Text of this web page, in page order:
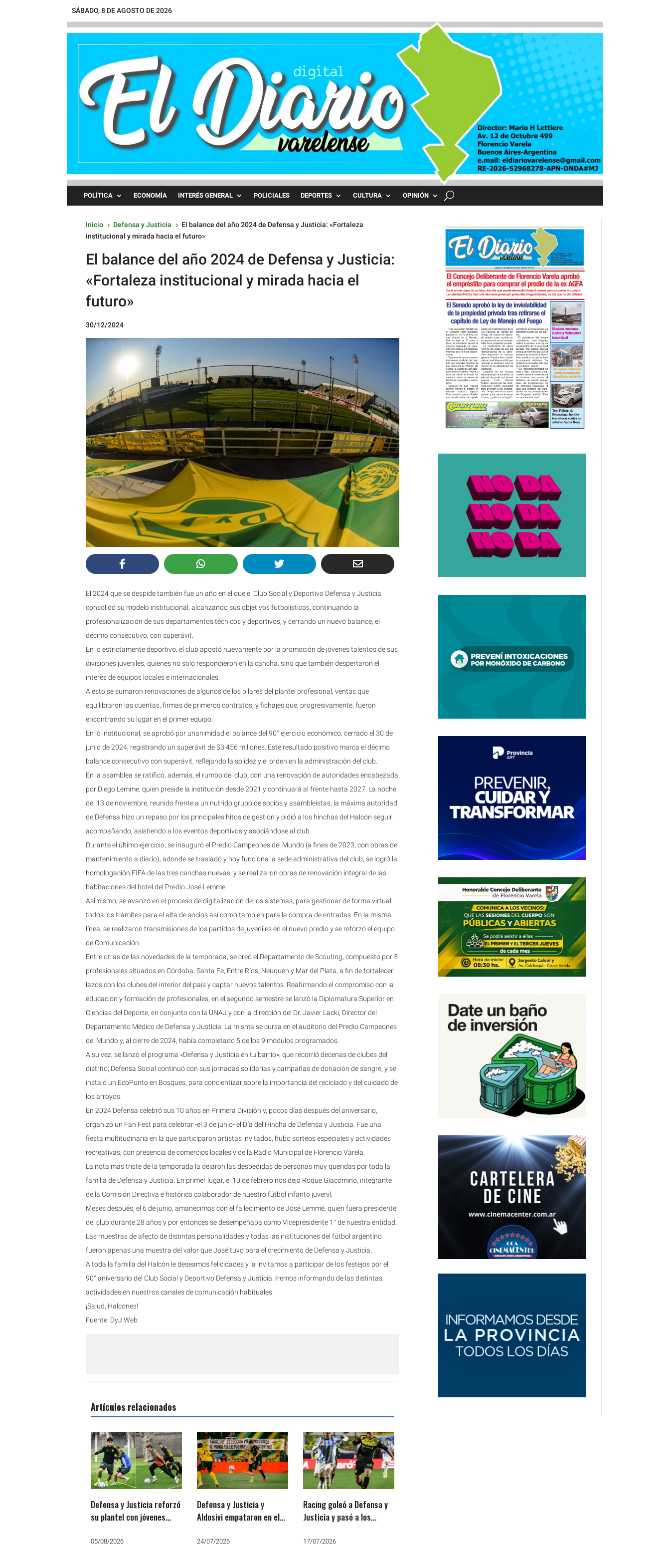
SÁBADO, 8 DE AGOSTO DE 2026
POLÍTICA ECONOMÍA INTERÉS GENERAL POLICIALES DEPORTES CULTURA OPINIÓN
Inicio 5 Defensa y Justicia 5 El balance del año 2024 de Defensa y Justicia: «Fortaleza
institucional y mirada hacia el futuro»
El balance del año 2024 de Defensa y Justicia:
«Fortaleza institucional y mirada hacia el
futuro»
30/12/2024
El 2024 que se despide también fue un año en el que el Club Social y Deportivo Defensa y Justicia
consolidó su modelo institucional, alcanzando sus objetivos futbolísticos, continuando la
profesionalización de sus departamentos técnicos y deportivos, y cerrando un nuevo balance, el
décimo consecutivo, con superávit.
En lo estrictamente deportivo, el club apostó nuevamente por la promoción de jóvenes talentos de sus
divisiones juveniles, quienes no solo respondieron en la cancha, sino que también despertaron el
interés de equipos locales e internacionales.
A esto se sumaron renovaciones de algunos de los pilares del plantel profesional, ventas que
equilibraron las cuentas, firmas de primeros contratos, y fichajes que, progresivamente, fueron
encontrando su lugar en el primer equipo.
En lo institucional, se aprobó por unanimidad el balance del 90° ejercicio económico, cerrado el 30 de
junio de 2024, registrando un superávit de $3.456 millones. Este resultado positivo marca el décimo
balance consecutivo con superávit, reflejando la solidez y el orden en la administración del club.
En la asamblea se ratificó, además, el rumbo del club, con una renovación de autoridades encabezada
por Diego Lemme, quien preside la institución desde 2021 y continuará al frente hasta 2027. La noche
del 13 de noviembre, reunido frente a un nutrido grupo de socios y asambleístas, la máxima autoridad
de Defensa hizo un repaso por los principales hitos de gestión y pidió a los hinchas del Halcón seguir
acompañando, asistiendo a los eventos deportivos y asociándose al club.
Durante el último ejercicio, se inauguró el Predio Campeones del Mundo (a fines de 2023, con obras de
mantenimiento a diario), adonde se trasladó y hoy funciona la sede administrativa del club; se logró la
homologación FIFA de las tres canchas nuevas; y se realizaron obras de renovación integral de las
habitaciones del hotel del Predio José Lemme.
Asimismo, se avanzó en el proceso de digitalización de los sistemas, para gestionar de forma virtual
todos los trámites para el alta de socios así como también para la compra de entradas. En la misma
línea, se realizaron transmisiones de los partidos de juveniles en el nuevo predio y se reforzó el equipo
de Comunicación.
Entre otras de las novedades de la temporada, se creó el Departamento de Scouting, compuesto por 5
profesionales situados en Córdoba, Santa Fe, Entre Ríos, Neuquén y Mar del Plata, a fin de fortalecer
lazos con los clubes del interior del país y captar nuevos talentos. Reafirmando el compromiso con la
educación y formación de profesionales, en el segundo semestre se lanzó la Diplomatura Superior en
Ciencias del Deporte, en conjunto con la UNAJ y con la dirección del Dr. Javier Lacki, Director del
Departamento Médico de Defensa y Justicia. La misma se cursa en el auditorio del Predio Campeones
del Mundo y, al cierre de 2024, había completado 5 de los 9 módulos programados.
A su vez, se lanzó el programa «Defensa y Justicia en tu barrio», que recorrió decenas de clubes del
distrito; Defensa Social continuó con sus jornadas solidarias y campañas de donación de sangre, y se
instaló un EcoPunto en Bosques, para concientizar sobre la importancia del reciclado y del cuidado de
los arroyos.
En 2024 Defensa celebró sus 10 años en Primera División y, pocos días después del aniversario,
organizó un Fan Fest para celebrar -el 3 de junio- el Día del Hincha de Defensa y Justicia. Fue una
fiesta multitudinaria en la que participaron artistas invitados, hubo sorteos especiales y actividades
recreativas, con presencia de comercios locales y de la Radio Municipal de Florencio Varela.
La nota más triste de la temporada la dejaron las despedidas de personas muy queridas por toda la
familia de Defensa y Justicia. En primer lugar, el 10 de febrero nos dejó Roque Giacomino, integrante
de la Comisión Directiva e histórico colaborador de nuestro fútbol infanto juvenil.
Meses después, el 6 de junio, amanecimos con el fallecimiento de José Lemme, quien fuera presidente
del club durante 28 años y por entonces se desempeñaba como Vicepresidente 1° de nuestra entidad.
Las muestras de afecto de distintas personalidades y todas las instituciones del fútbol argentino
fueron apenas una muestra del valor que José tuvo para el crecimiento de Defensa y Justicia.
A toda la familia del Halcón le deseamos felicidades y la invitamos a participar de los festejos por el
90° aniversario del Club Social y Deportivo Defensa y Justicia. Iremos informando de las distintas
actividades en nuestros canales de comunicación habituales.
¡Salud, Halcones!
Fuente: DyJ Web
Artículos relacionados
Defensa y Justicia reforzó
su plantel con jóvenes
05/08/2026
Defensa y Justicia y
Aldosivi empataron en el
2026
24/07/2026
Racing goleó a Defensa y
Justicia y pasó a los
Argentina 2026
17/07/2026